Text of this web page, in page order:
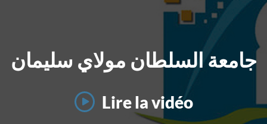
جامعة السلطان مولاي سليمان
Lire la vidéo